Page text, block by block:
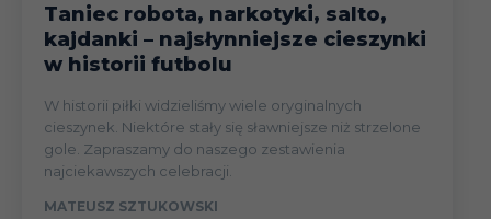
Taniec robota, narkotyki, salto,
kajdanki – najsłynniejsze cieszynki
w historii futbolu
W historii piłki widzieliśmy wiele oryginalnych
cieszynek. Niektóre stały się sławniejsze niż strzelone
gole. Zapraszamy do naszego zestawienia
najciekawszych celebracji.
MATEUSZ SZTUKOWSKI